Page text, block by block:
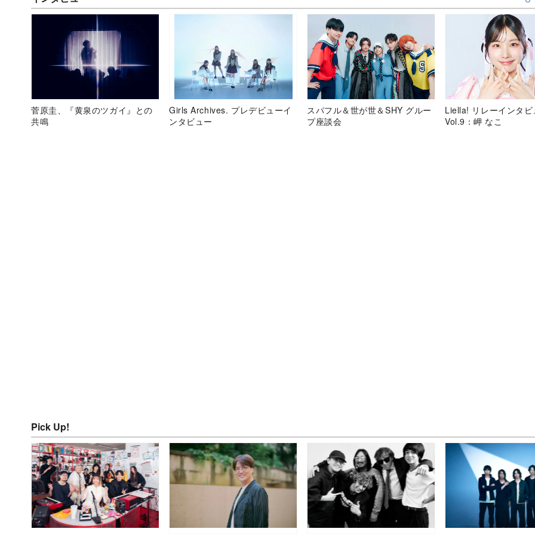
菅原圭、『黄泉のツガイ』との
共鳴
Girls Archives. プレデビューイ
ンタビュー
スパフル＆世が世＆SHY グルー
プ座談会
Liella! リレーインタビ
Vol.9：岬 なこ
Pick Up!